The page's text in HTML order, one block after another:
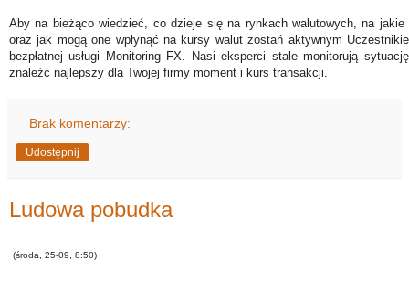
Aby na bieżąco wiedzieć, co dzieje się na rynkach walutowych, na
oraz jak mogą one wpłynąć na kursy walut zostań aktywnym
bezpłatnej usługi Monitoring FX. Nasi eksperci stale monitorują
znaleźć najlepszy dla Twojej firmy moment i kurs transakcji.
Brak komentarzy:
Udostępnij
Ludowa pobudka
(środa, 25-09, 8:50)